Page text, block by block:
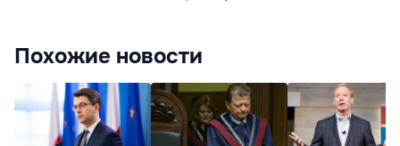
Похожие новости